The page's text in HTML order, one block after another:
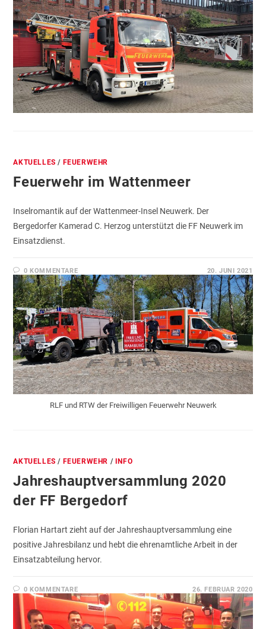
AKTUELLES / FEUERWEHR
Feuerwehr im Wattenmeer
Inselromantik auf der Wattenmeer-Insel Neuwerk. Der
Bergedorfer Kamerad C. Herzog unterstützt die FF Neuwerk im
Einsatzdienst.
0 KOMMENTARE 20. JUNI 2021
RLF und RTW der Freiwilligen Feuerwehr Neuwerk
AKTUELLES / FEUERWEHR / INFO
Jahreshauptversammlung 2020
der FF Bergedorf
Florian Hartart zieht auf der Jahreshauptversammlung eine
positive Jahresbilanz und hebt die ehrenamtliche Arbeit in der
Einsatzabteilung hervor.
0 KOMMENTARE 26. FEBRUAR 2020